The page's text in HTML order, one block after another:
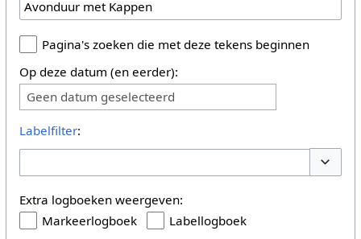
Pagina's zoeken die met deze tekens beginnen
Op deze datum (en eerder):
Geen datum geselecteerd
Labelfilter:
Extra logboeken weergeven:
Markeerlogboek
Labellogboek